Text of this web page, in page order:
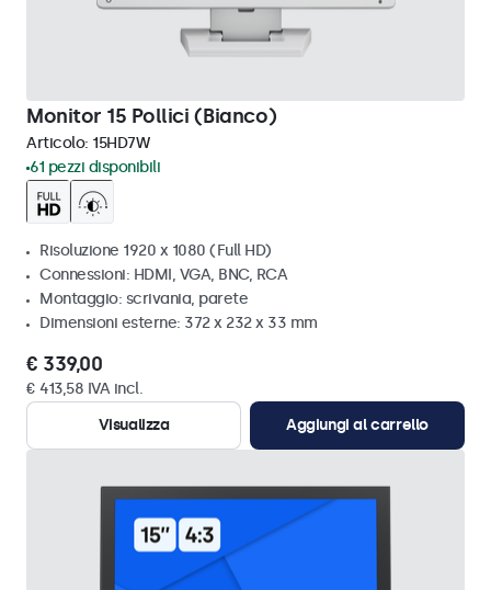
Monitor 15 Pollici (Bianco)
Articolo: 15HD7W
61 pezzi disponibili
Risoluzione 1920 x 1080 (Full HD)
Connessioni: HDMI, VGA, BNC, RCA
Montaggio: scrivania, parete
Dimensioni esterne: 372 x 232 x 33 mm
€ 339,00
€ 413,58 IVA incl.
Visualizza
Aggiungi al carrello